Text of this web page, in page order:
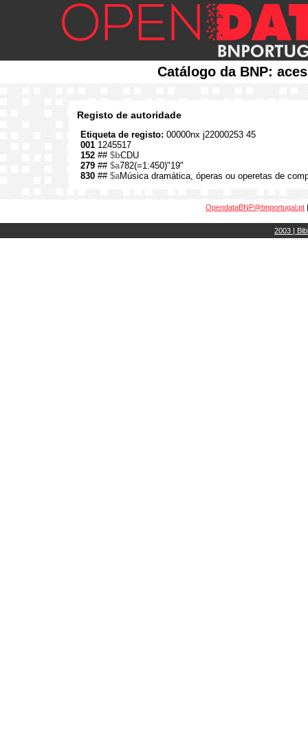
Catálogo da BNP:
Registo de autoridade
Etiqueta de registo: 00000nx j22000253 45
001 1245517
152 ## $bCDU
279 ## $a782(=1:450)"19"
830 ## $aMúsica dramática, óperas ou operetas de
OpendataBNP@bnportugal.pt
2003 |